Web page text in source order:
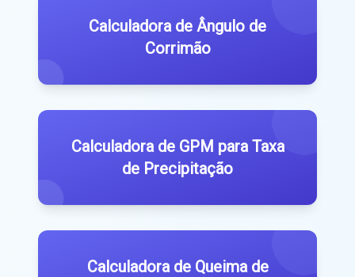
Calculadora de Ângulo de
Corrimão
Calculadora de GPM para Taxa
de Precipitação
Calculadora de Queima de